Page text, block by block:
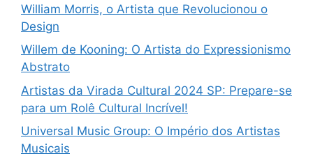
William Morris, o Artista que Revolucionou o
Design
Willem de Kooning: O Artista do Expressionismo
Abstrato
Artistas da Virada Cultural 2024 SP: Prepare-se
para um Rolê Cultural Incrível!
Universal Music Group: O Império dos Artistas
Musicais